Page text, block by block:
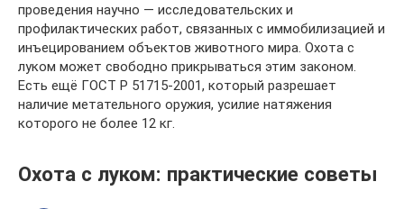
проведения научно — исследовательских и
профилактических работ, связанных с иммобилизацией и
инъецированием объектов животного мира. Охота с
луком может свободно прикрываться этим законом.
Есть ещё ГОСТ Р 51715-2001, который разрешает
наличие метательного оружия, усилие натяжения
которого не более 12 кг.
Охота с луком: практические советы